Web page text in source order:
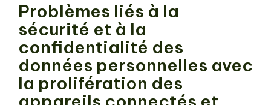
Problèmes liés à la
sécurité et à la
confidentialité des
données personnelles avec
la prolifération des